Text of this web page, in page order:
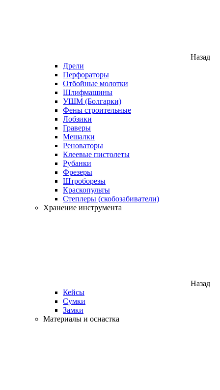
Назад
Дрели
Перфораторы
Отбойные молотки
Шлифмашины
УШМ (Болгарки)
Фены строительные
Лобзики
Граверы
Мешалки
Реноваторы
Клеевые пистолеты
Рубанки
Фрезеры
Штроборезы
Краскопульты
Степлеры (скобозабиватели)
Хранение инструмента
Назад
Кейсы
Сумки
Замки
Материалы и оснастка